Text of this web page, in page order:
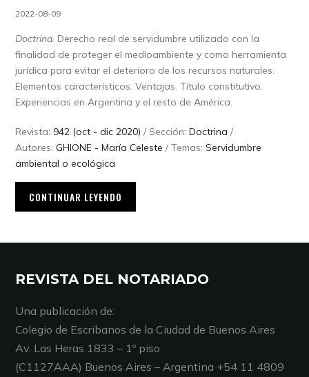
2022-08-09
Doctrina. Derecho real de servidumbre utilizado con la
finalidad de proteger el medioambiente y como herramienta
jurídica para evitar el deterioro de los recursos naturales.
Elementos característicos. Ventajas. Título constitutivo.
Experiencias en Argentina y el resto de América.
Revista: 942 (oct - dic 2020) / Sección:Doctrina /
Autores:GHIONE - María Celeste / Temas:Servidumbre
ambiental o ecológica
CONTINUAR LEYENDO
REVISTA DEL NOTARIADO
Una publicación de:
Colegio de Escribanos de la Ciudad de Buenos Aires
Av. Las Heras 1833 – 1º piso
(C1127AAA) Buenos Aires – Argentina +54 11 4809